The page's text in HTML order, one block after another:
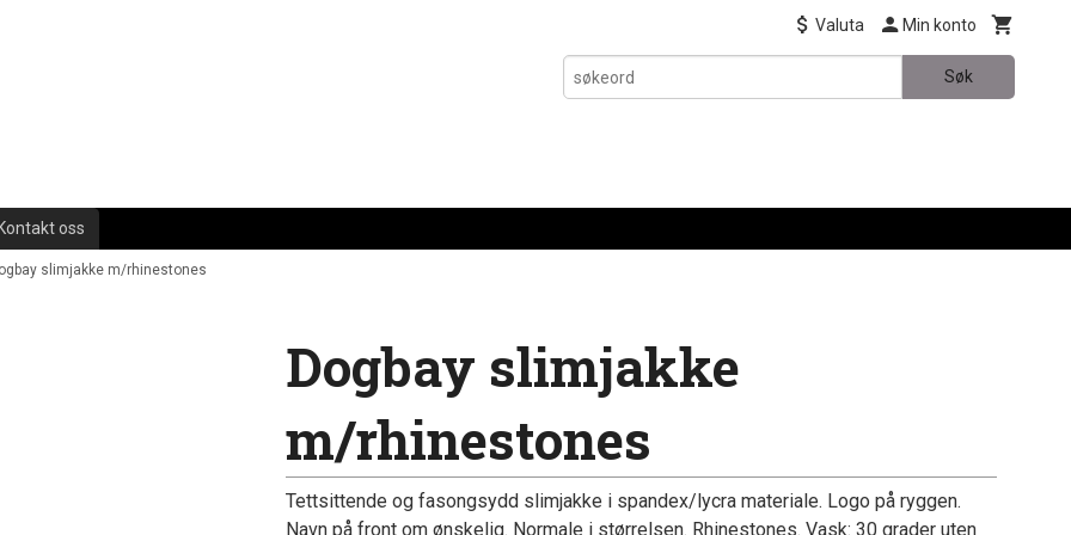
Valuta Min konto
Søk
Kontakt oss
slimjakke m/rhinestones
Dogbay slimjakke
m/rhinestones
Tettsittende og fasongsydd slimjakke i spandex/lycra materiale. Logo på ryggen.
Navn på front om ønskelig. Normale i størrelsen. Rhinestones. Vask: 30 grader uten